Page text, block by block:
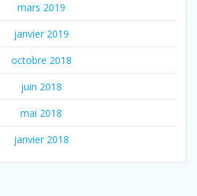
mars 2019
janvier 2019
octobre 2018
juin 2018
mai 2018
janvier 2018